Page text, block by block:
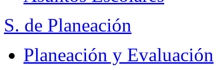
S. de Planeación
Planeación y Evaluación